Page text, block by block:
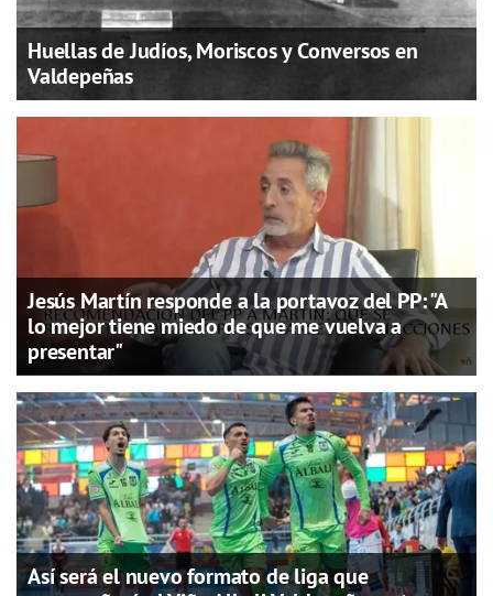
Huellas de Judíos, Moriscos y Conversos en
Valdepeñas
Jesús Martín responde a la portavoz del PP: "A
lo mejor tiene miedo de que me vuelva a
presentar"
Así será el nuevo formato de liga que